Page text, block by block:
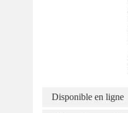
Disponible en ligne